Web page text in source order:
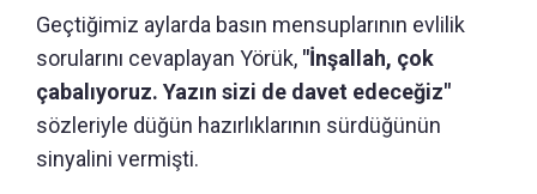
Geçtiğimiz aylarda basın mensuplarının evlilik
sorularını cevaplayan Yörük, "İnşallah, çok
çabalıyoruz. Yazın sizi de davet edeceğiz"
sözleriyle düğün hazırlıklarının sürdüğünün
sinyalini vermişti.